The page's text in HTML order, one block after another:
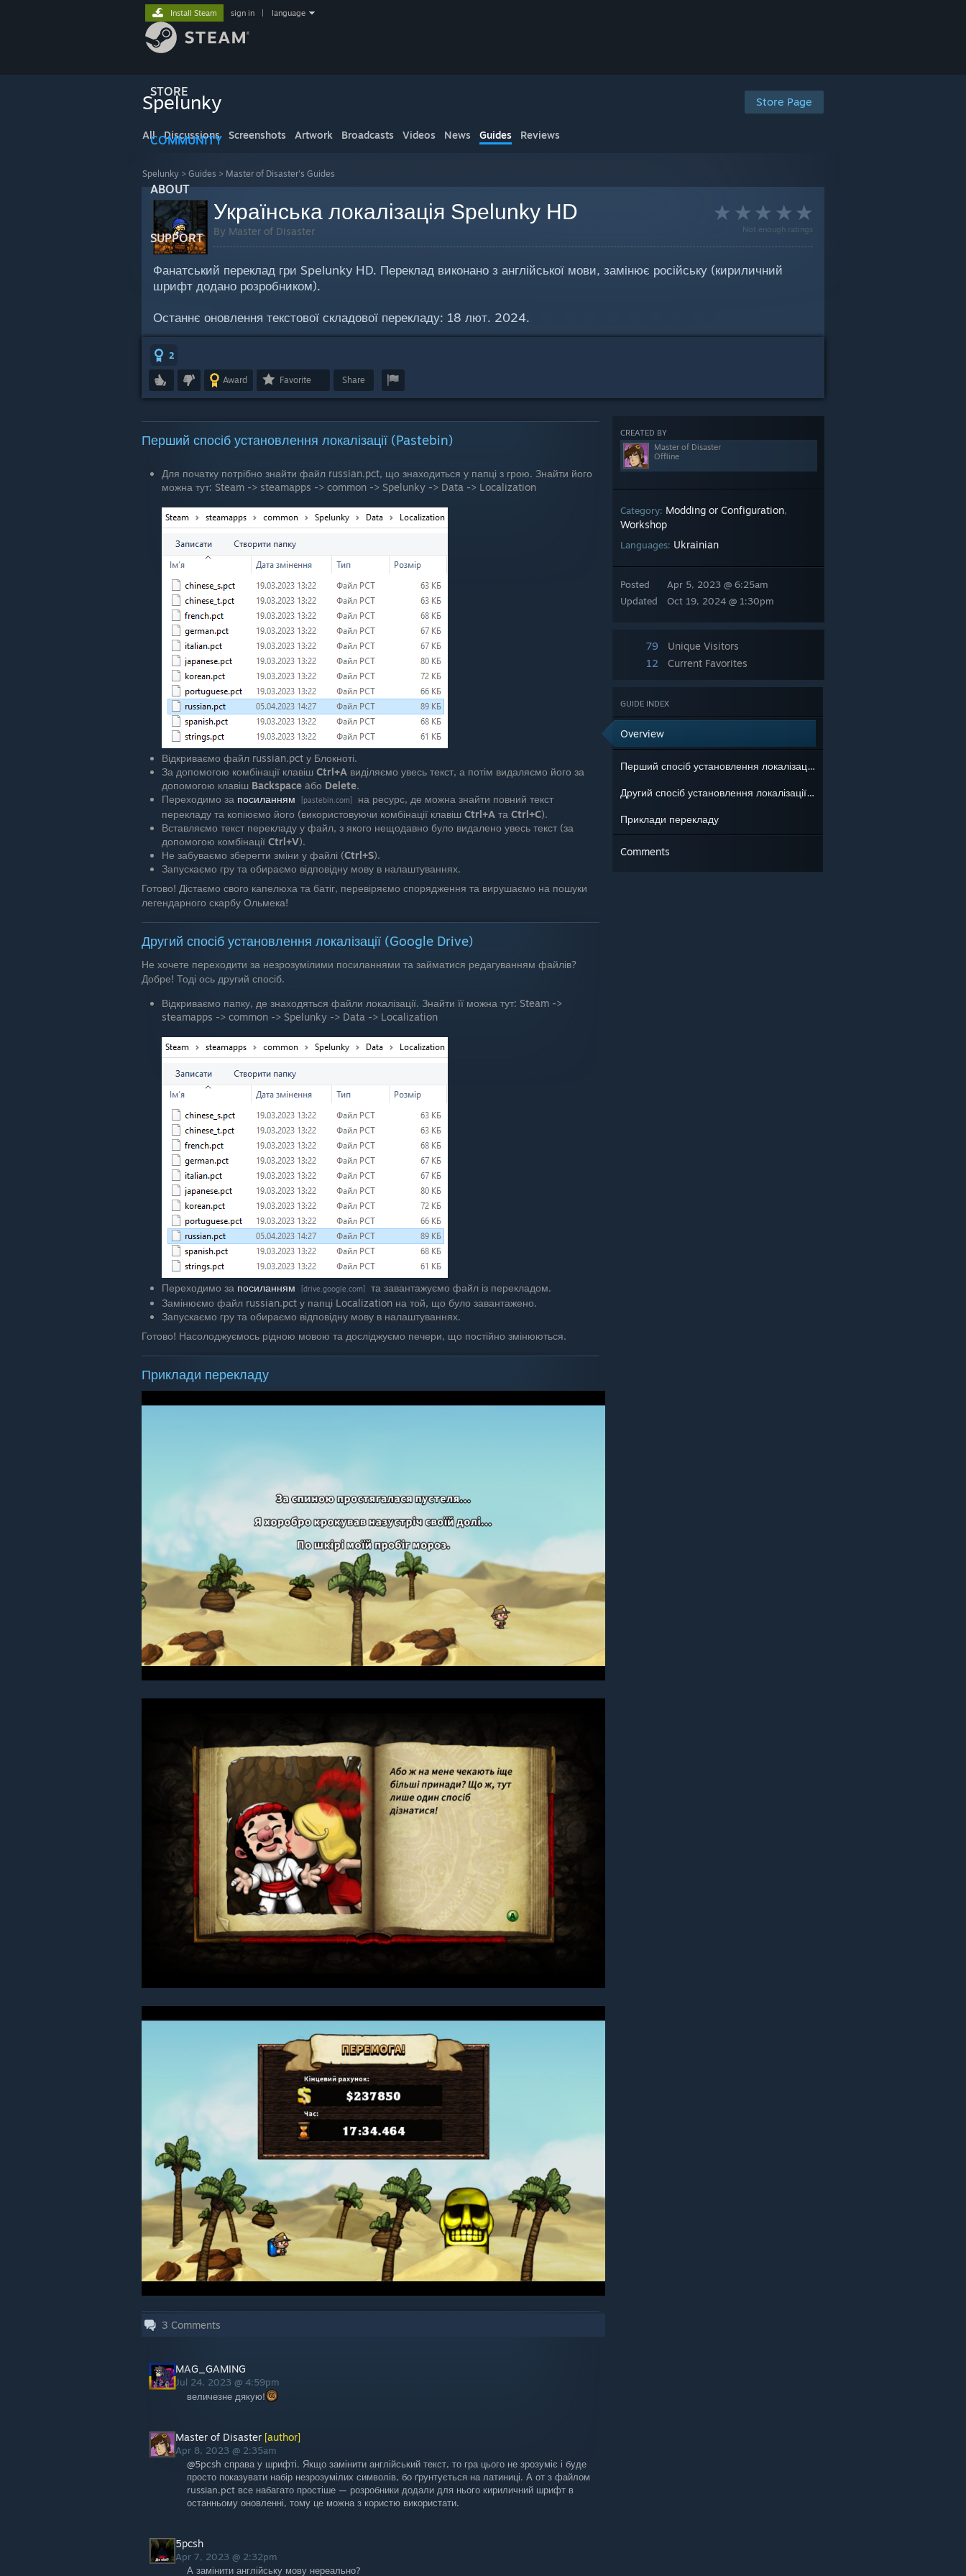
STORE
COMMUNITY
ABOUT
SUPPORT
Install Steam sign in language
Store Page
Spelunky
All Discussions Screenshots Artwork Broadcasts Videos News Guides Reviews
Spelunky > Guides > Master of Disaster's Guides
Not enough ratings
Українська локалізація Spelunky HD
By Master of Disaster
Фанатський переклад гри Spelunky HD. Переклад виконано з англійської мови, замінює російську (кириличний
шрифт додано розробником).
Останнє оновлення текстової складової перекладу: 18 лют. 2024.
2
Award Favorite Share
CREATED BY
Master of Disaster
Offline
Category: Modding or Configuration,
Workshop
Languages: Ukrainian
Posted
Updated
Apr 5, 2023 @ 6:25am
Oct 19, 2024 @ 1:30pm
79
Unique Visitors
12
Current Favorites
GUIDE INDEX
Overview
Перший спосіб установлення локалізації (Pastebin)
Другий спосіб установлення локалізації (Google Drive)
Приклади перекладу
Comments
Перший спосіб установлення локалізації (Pastebin)
Для початку потрібно знайти файл russian.pct, що знаходиться у папці з грою. Знайти його
можна тут: Steam -> steamapps -> common -> Spelunky -> Data -> Localization
Відкриваємо файл russian.pct у Блокноті.
За допомогою комбінації клавіш Ctrl+A виділяємо увесь текст, а потім видаляємо його за
допомогою клавіш Backspace aбо Delete.
Переходимо за посиланням [pastebin.com]
на ресурс, де можна знайти повний текст
перекладу та копіюємо його (використовуючи комбінації клавіш Ctrl+A та Ctrl+C).
Вставляємо текст перекладу у файл, з якого нещодавно було видалено увесь текст (за
допомогою комбінації Ctrl+V).
Не забуваємо зберегти зміни у файлі (Ctrl+S).
Запускаємо гру та обираємо відповідну мову в налаштуваннях.
Готово! Дістаємо свого капелюха та батіг, перевіряємо спорядження та вирушаємо на пошуки
легендарного скарбу Ольмека!
Другий спосіб установлення локалізації (Google Drive)
Не хочете переходити за незрозумілими посиланнями та займатися редагуванням файлів?
Добре! Тоді ось другий спосіб.
Відкриваємо папку, де знаходяться файли локалізації. Знайти її можна тут: Steam ->
steamapps -> common -> Spelunky -> Data -> Localization
Переходимо за посиланням [drive.google.com]
та завантажуємо файл із перекладом.
Замінюємо файл russian.pct у папці Localization на той, що було завантажено.
Запускаємо гру та обираємо відповідну мову в налаштуваннях.
Готово! Насолоджуємось рідною мовою та досліджуємо печери, що постійно змінюються.
Приклади перекладу
3 Comments
MAG_GAMING
Jul 24, 2023 @ 4:59pm
величезне дякую!
Master of Disaster [author]
Apr 8, 2023 @ 2:35am
@5pcsh справа у шрифті. Якщо замінити англійський текст, то гра цього не зрозуміє і буде
просто показувати набір незрозумілих символів, бо ґрунтується на латиниці. А от з файлом
russian.pct все набагато простіше — розробники додали для нього кириличний шрифт в
останньому оновленні, тому це можна з користю використати.
5pcsh
Apr 7, 2023 @ 2:32pm
А замінити англійську мову нереально?